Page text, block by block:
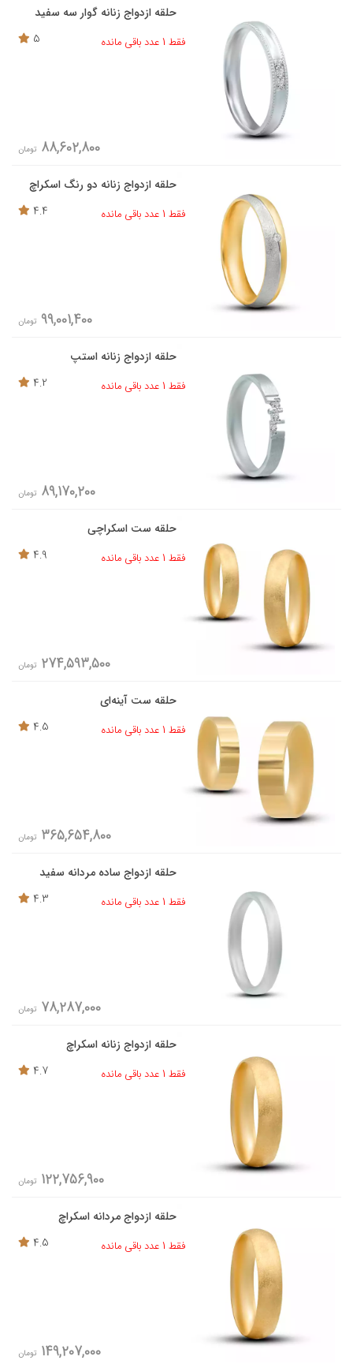
حلقه ازدواج زنانه گوار سه سفید
فقط 1 عدد باقی مانده
5
88,602,800 تومان
حلقه ازدواج زنانه دو رنگ اسکراچ
فقط 1 عدد باقی مانده
4.4
99,001,400 تومان
حلقه ازدواج زنانه استپ
فقط 1 عدد باقی مانده
4.2
89,170,200 تومان
حلقه ست اسکراچی
فقط 1 عدد باقی مانده
4.9
274,593,500 تومان
حلقه ست آینه‌ای
فقط 1 عدد باقی مانده
4.5
365,654,800 تومان
حلقه ازدواج ساده مردانه سفید
فقط 1 عدد باقی مانده
4.3
78,287,000 تومان
حلقه ازدواج زنانه اسکراچ
فقط 1 عدد باقی مانده
4.7
122,756,900 تومان
حلقه ازدواج مردانه اسکراچ
فقط 1 عدد باقی مانده
4.5
149,207,000 تومان